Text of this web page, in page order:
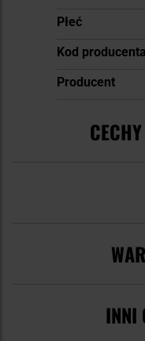
Płeć
Kod producenta
Producent
INNI